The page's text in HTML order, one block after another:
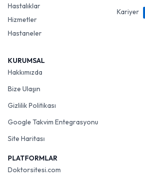
Hastalıklar
Hizmetler
Hastaneler
Kariyer
KURUMSAL
Hakkımızda
Bize Ulaşın
Gizlilik Politikası
Google Takvim Entegrasyonu
Site Haritası
PLATFORMLAR
Doktorsitesi.com